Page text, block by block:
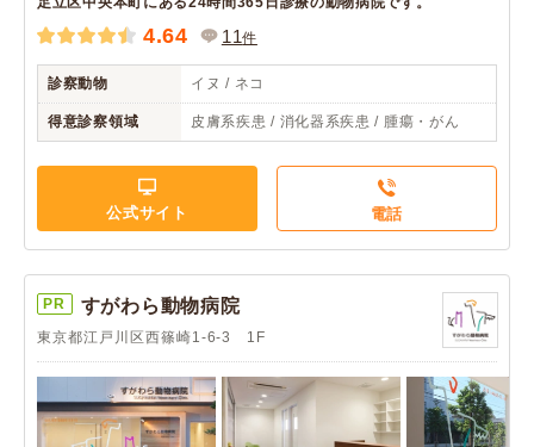
4.64 11件
診察動物 イヌ / ネコ
得意診察領域 皮膚系疾患 / 消化器系疾患 / 腫瘍・がん
公式サイト 電話
PR すがわら動物病院
東京都江戸川区西篠崎1-6-3 1F